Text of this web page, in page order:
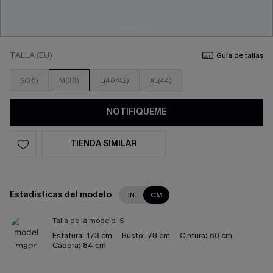
TALLA (EU) Guía de tallas
S(36) M(38) L(40/42) XL(44)
NOTIFÍQUEME
TIENDA SIMILAR
Estadísticas del modelo IN CM
Talla de la modelo: S
Estatura: 173 cm Busto: 78 cm Cintura: 60 cm
Cadera: 84 cm